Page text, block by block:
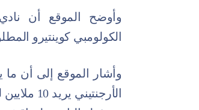
وأوضح الموقع أن
الكولومبي كوينتيرو
وأشار الموقع إلى أن ما